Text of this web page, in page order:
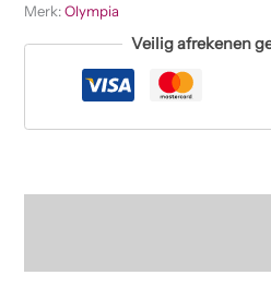
Merk:Olympia
Veilig afrekenen